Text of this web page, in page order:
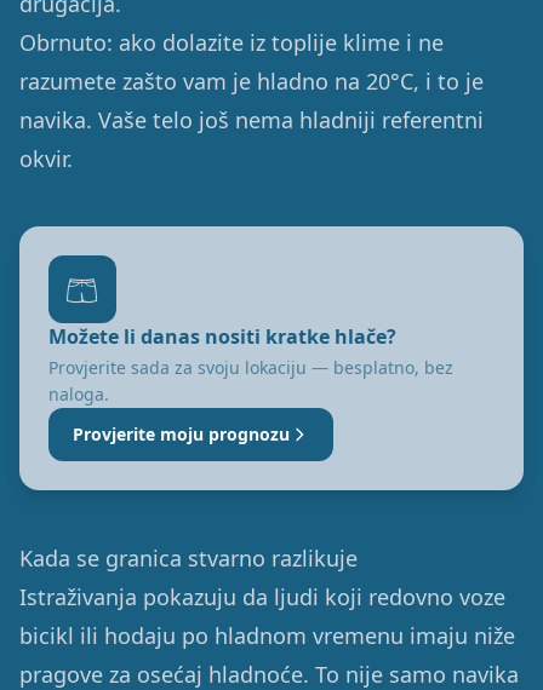
Obrnuto: ako dolazite iz toplije klime i ne
razumete zašto vam je hladno na 20°C, i to je
navika. Vaše telo još nema hladniji referentni
okvir.
🩳
Možete li danas nositi kratke hlače?
Provjerite sada za svoju lokaciju — besplatno, bez
naloga.
Provjerite moju prognozu
Kada se granica stvarno razlikuje
Istraživanja pokazuju da ljudi koji redovno voze
bicikl ili hodaju po hladnom vremenu imaju niže
pragove za osećaj hladnoće. To nije samo navika